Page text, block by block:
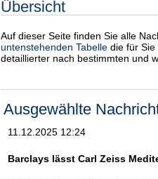
Übersicht
Auf dieser Seite finden Sie alle
untenstehenden Tabelle die für
detaillierter nach bestimmten und
Ausgewählte
11.12.2025 12:24
Barclays lässt Carl Zeiss